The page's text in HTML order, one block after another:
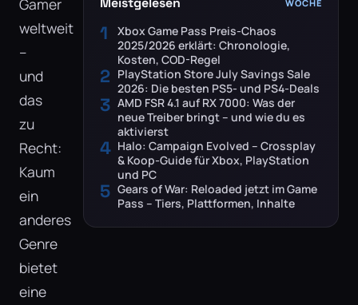
Gamer
weltweit
–
und
das
zu
Recht:
Kaum
ein
anderes
Genre
bietet
eine
WOCHE
1
Xbox Game Pass Preis-Chaos
2025/2026 erklärt: Chronologie,
Kosten, COD-Regel
2 PlayStation Store July Savings Sale
2026: Die besten PS5- und PS4-Deals
3 AMD FSR 4.1 auf RX 7000: Was der
neue Treiber bringt – und wie du es
aktivierst
4 Halo: Campaign Evolved – Crossplay
& Koop-Guide für Xbox, PlayStation
und PC
5 Gears of War: Reloaded jetzt im Game
Pass – Tiers, Plattformen, Inhalte